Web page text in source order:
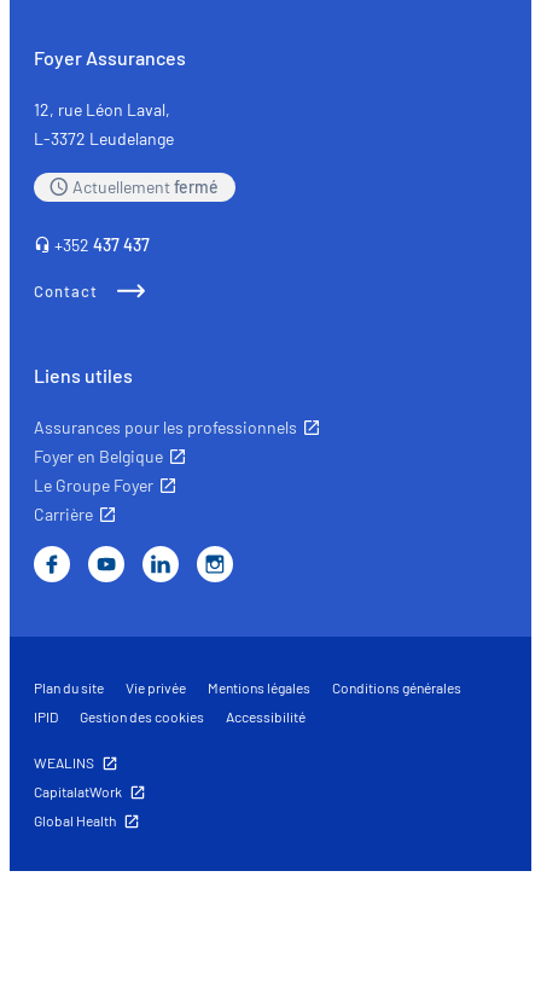
quand
l’écologie
rencontre
qualité
Foyer Assurances
12, rue Léon Laval,
L-3372 Leudelange
Actuellementfermé
+352 437 437
Contact
Liens utiles
Assurances pour les professionnels
Foyer en Belgique
Le Groupe Foyer
Carrière
Plan du site Vie privée Mentions légales
Conditions générales
IPID
Gestion des cookies Accessibilité
WEALINS
CapitalatWork
Global Health